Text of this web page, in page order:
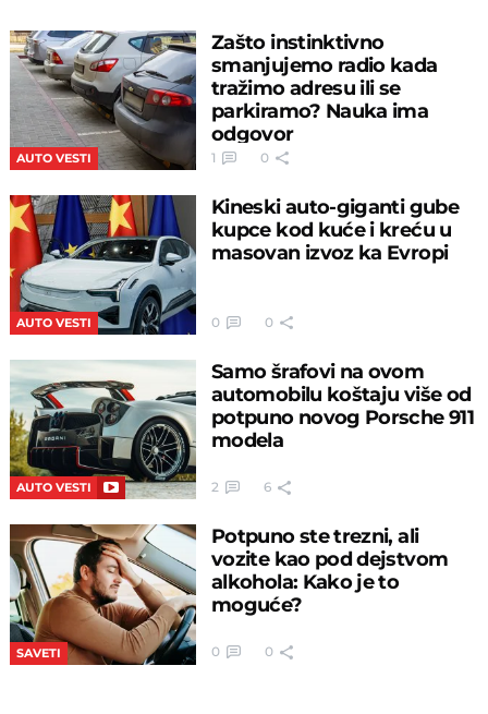
AUTO VESTI
Zašto instinktivno
smanjujemo radio kada
tražimo adresu ili se
parkiramo? Nauka ima
odgovor
1 0
AUTO VESTI
Kineski auto-giganti gube
kupce kod kuće i kreću u
masovan izvoz ka Evropi
0 0
AUTO VESTI
Samo šrafovi na ovom
automobilu koštaju više od
potpuno novog Porsche 911
modela
2 6
SAVETI
Potpuno ste trezni, ali
vozite kao pod dejstvom
alkohola: Kako je to
moguće?
0 0